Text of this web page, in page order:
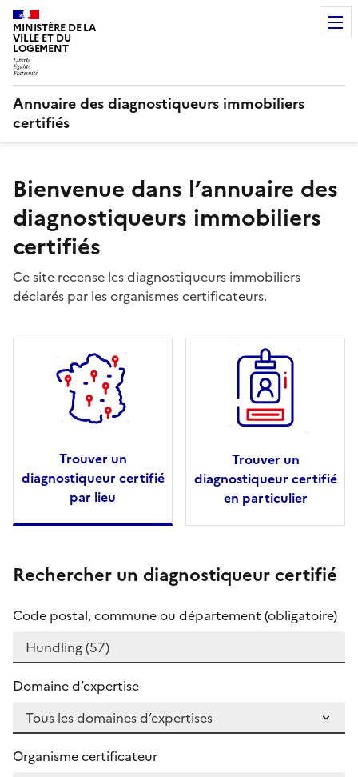
MINISTÈRE DE LA
VILLE ET DU
LOGEMENT
Annuaire des diagnostiqueurs immobiliers
certifiés
Bienvenue dans l’annuaire des
diagnostiqueurs immobiliers
certifiés
Ce site recense les diagnostiqueurs immobiliers
déclarés par les organismes certificateurs.
Trouver un
diagnostiqueur certifié
par lieu
Trouver un
diagnostiqueur certifié
en particulier
Rechercher un diagnostiqueur certifié
Code postal, commune ou département (obligatoire)
Domaine d’expertise
Organisme certificateur